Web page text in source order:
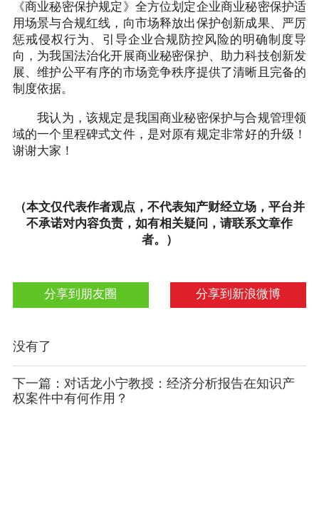
《商业秘密保护规定》全方位划定企业商业秘密保护适
用场景与合规红线，向市场释放出保护创新成果、严厉
惩戒侵权行为、引导企业合规防控风险的明确制度导
向，为我国法治化开展商业秘密保护、助力科技创新发
展、维护公平有序的市场竞争秩序提供了清晰且完备的
制度依据。
我认为，该规定是我国商业秘密保护与合规管理领
域的一个里程碑式文件，是对原有规定非常好的升级！
谢谢大家！
（本文仅代表作者观点，不代表知产财经立场，平台并
不承诺对内容负责，如有相关疑问，请联系文章作
者。）
分享到新浪微博
分享到朋友圈
没有了
下一篇：对话龙小宁教授：经济分析报告在知识产
权案件中有何作用？